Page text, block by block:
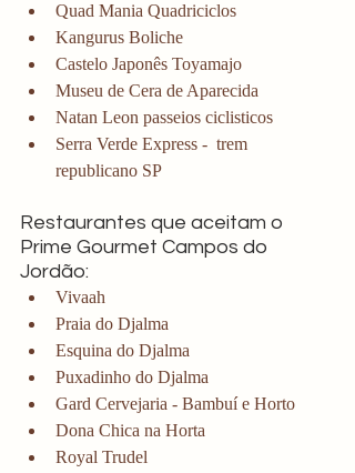
Quad Mania Quadriciclos
Kangurus Boliche
Castelo Japonês Toyamajo
Museu de Cera de Aparecida
Natan Leon passeios ciclisticos
Serra Verde Express -  trem
republicano SP
Restaurantes que aceitam o
Prime Gourmet Campos do
Jordão:
Vivaah
Praia do Djalma
Esquina do Djalma
Puxadinho do Djalma
Gard Cervejaria - Bambuí e Horto
Dona Chica na Horta
Royal Trudel